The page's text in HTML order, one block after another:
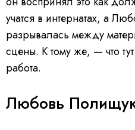
учатся в интернатах, а
разрывалась между
сцены. К тому же, — что
работа.
Любовь